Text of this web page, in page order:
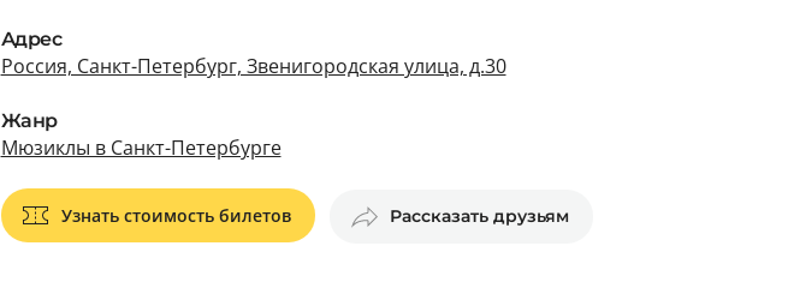
Адрес
Россия, Санкт-Петербург, Звенигородская улица, д.30
Жанр
Мюзиклы в Санкт-Петербурге
Узнать стоимость билетов Рассказать друзьям